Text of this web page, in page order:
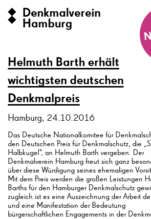
Denkmalverein
Hamburg
Helmuth Barth erhält
wichtigsten deutschen
Denkmalpreis
Hamburg, 24.10.2016
Das Deutsche Nationalkomitee für
den Deutschen Preis für Denkmalschutz, die
Halbkugel“, an Helmuth Barth vergeben. Der
Denkmalverein Hamburg freut sich ganz
über diese Würdigung seines ehemaligen
Mit dem Preis werden die großen Leistungen
Barths für den Hamburger Denkmalschutz
zugleich ist es eine Auszeichnung der Arbeit
und eine Manifestation der Bedeutung
bürgerschaftlichen Engagements in der